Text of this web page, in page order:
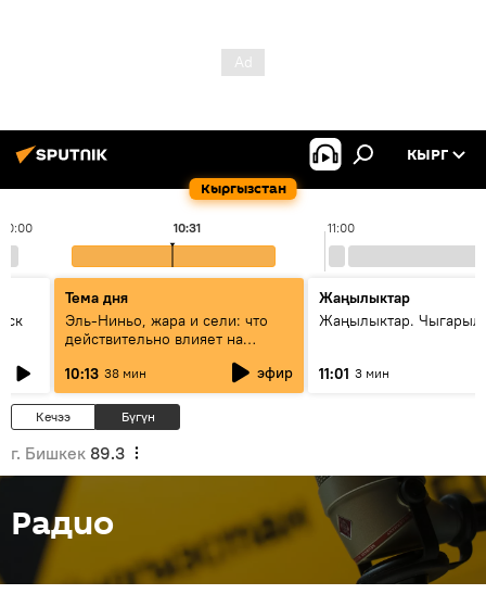
Кыргызстан
КЫРГ
10:00 11:00
10:31
Тема дня
Эль-Ниньо, жара и сели: что
действительно влияет на
10:13 38 мин эфир
Жаңылыктар
Жаңылыктар.
11:01 3 мин
Кечээ Бүгүн
г. Бишкек 89.3
Радио